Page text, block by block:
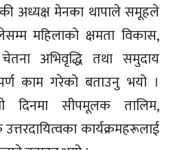
अध्यक्ष मेनका थापाले समूहले
महिलाको क्षमता विकास,
अभिवृद्धि तथा समुदाय
काम गरेको बताउनु भयो ।
सीपमूलक तालिम,
कार्यक्रमहरूलाई